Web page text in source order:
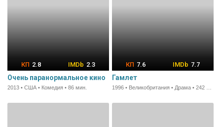
2.8 2.3
Очень паранормальное кино
2013 • США • Комедия • 86 мин.
7.6 7.7
Гамлет
1996 • Великобритания • Драма • 242 мин.